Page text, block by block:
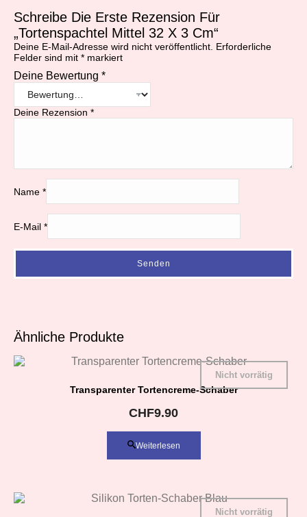
Schreibe Die Erste Rezension Für
„Tortenspachtel Mittel 32 X 3 Cm“
Deine E-Mail-Adresse wird nicht veröffentlicht. Erforderliche
Felder sind mit * markiert
Deine Bewertung *
Deine Rezension *
Name *
E-Mail *
Ähnliche Produkte
Transparenter Tortencreme-Schaber
Nicht vorrätig
CHF9.90
Weiterlesen
Nicht vorrätig